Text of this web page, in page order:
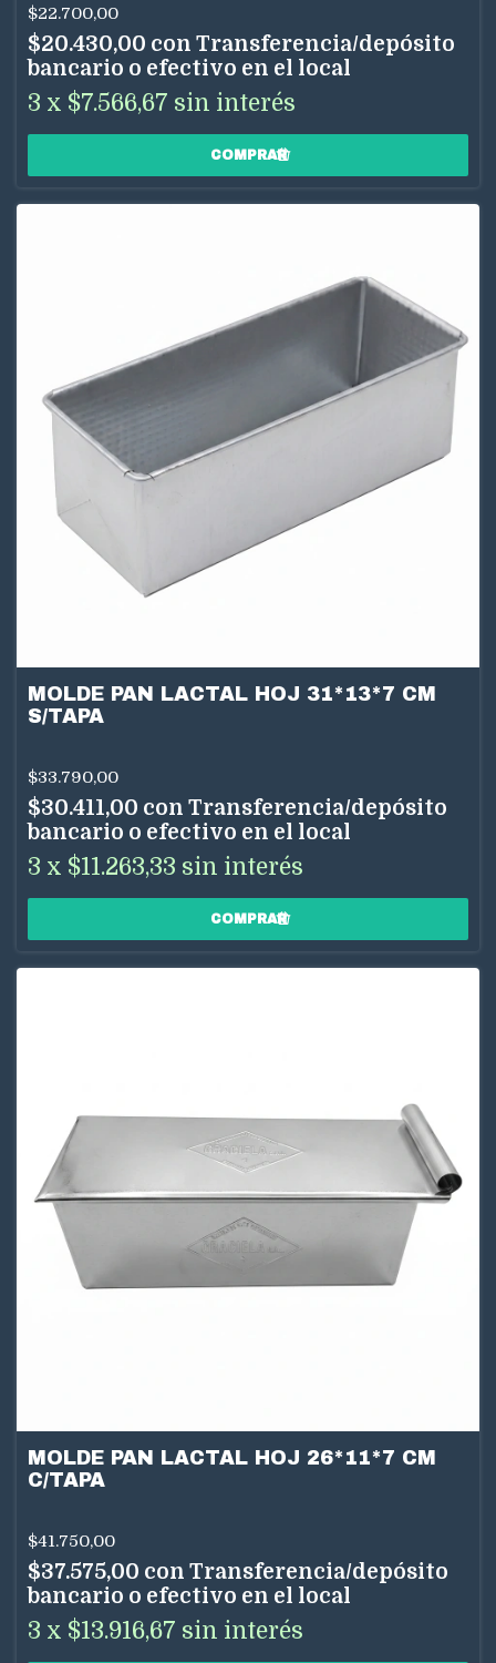
$22.700,00
$20.430,00 con Transferencia/depósito
bancario o efectivo en el local
3 x $7.566,67 sin interés
MOLDE PAN LACTAL HOJ 31*13*7 CM
S/TAPA
$33.790,00
$30.411,00 con Transferencia/depósito
bancario o efectivo en el local
3 x $11.263,33 sin interés
MOLDE PAN LACTAL HOJ 26*11*7 CM
C/TAPA
$41.750,00
$37.575,00 con Transferencia/depósito
bancario o efectivo en el local
3 x $13.916,67 sin interés